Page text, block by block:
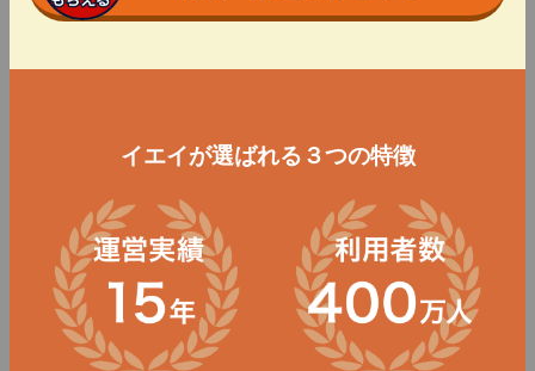
イエイが選ばれる３つの特徴